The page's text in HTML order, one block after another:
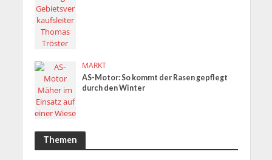
MARKT
AS-Motor: So kommt der Rasen gepflegt
durch den Winter
Themen